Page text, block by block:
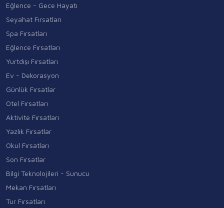
Eğlence - Gece Hayatı
Seyahat Fırsatları
Spa Fırsatları
Eğlence Fırsatları
Yurtdışı Fırsatları
Ev - Dekorasyon
Günlük Fırsatlar
Otel Fırsatları
Aktivite Fırsatları
Yazlık Fırsatlar
Okul Fırsatları
Son Fırsatlar
Bilgi Teknolojileri - Sunucu
Mekan Fırsatları
Tur Fırsatları